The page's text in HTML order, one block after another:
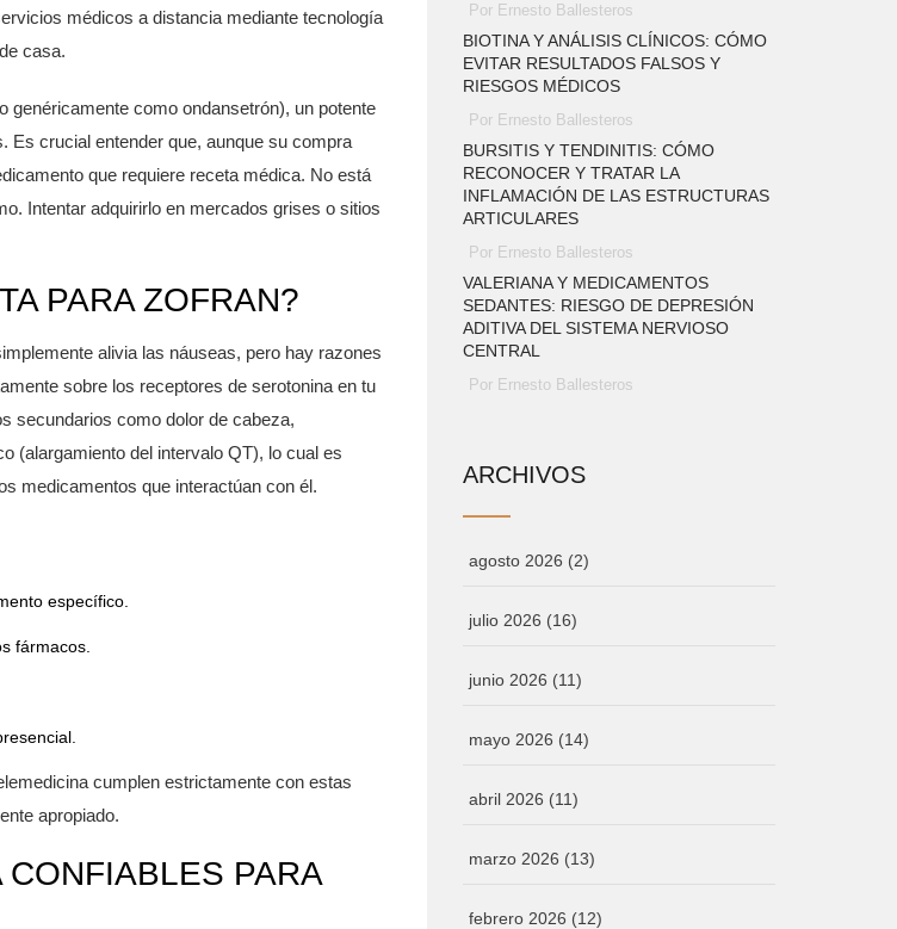
médicos a distancia mediante tecnología
casa.
genéricamente como ondansetrón), un potente
. Es crucial entender que, aunque su compra
que requiere receta médica. No está
Intentar adquirirlo en mercados grises o sitios
PARA ZOFRAN?
alivia las náuseas, pero hay razones
sobre los receptores de serotonina en tu
secundarios como dolor de cabeza,
(alargamiento del intervalo QT), lo cual es
medicamentos que interactúan con él.
específico.
fármacos.
cumplen estrictamente con estas
apropiado.
PARA
Por Ernesto Ballesteros
BIOTINA Y ANÁLISIS CLÍNICOS: CÓMO
EVITAR RESULTADOS FALSOS Y
RIESGOS MÉDICOS
Por Ernesto Ballesteros
BURSITIS Y TENDINITIS: CÓMO
RECONOCER Y TRATAR LA
INFLAMACIÓN DE LAS ESTRUCTURAS
ARTICULARES
Por Ernesto Ballesteros
VALERIANA Y MEDICAMENTOS
SEDANTES: RIESGO DE DEPRESIÓN
ADITIVA DEL SISTEMA NERVIOSO
CENTRAL
Por Ernesto Ballesteros
ARCHIVOS
agosto 2026 (2)
julio 2026 (16)
junio 2026 (11)
mayo 2026 (14)
abril 2026 (11)
marzo 2026 (13)
febrero 2026 (12)